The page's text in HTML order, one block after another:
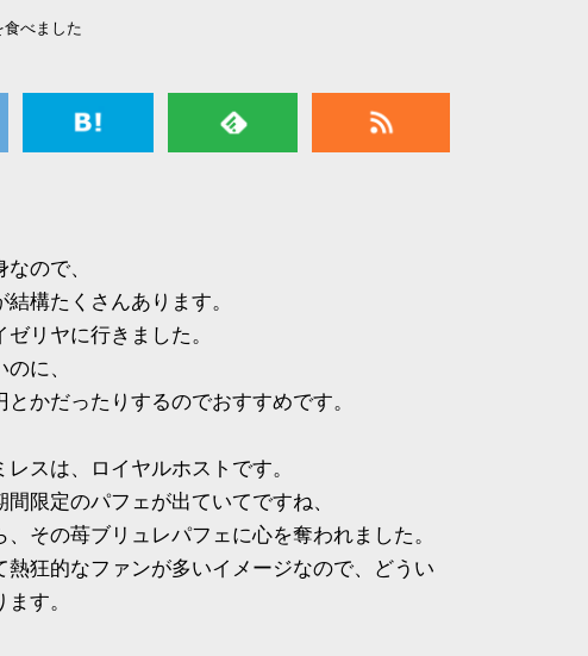
べました
ので、
構たくさんあります。
リヤに行きました。
に、
かだったりするのでおすすめです。
スは、ロイヤルホストです。
限定のパフェが出ていてですね、
その苺ブリュレパフェに心を奪われました。
狂的なファンが多いイメージなので、どうい
す。